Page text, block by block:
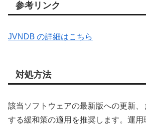
参考リンク
JVNDB の詳細はこちら
対処方法
該当ソフトウェアの最新版への更新
する緩和策の適用を推奨します。運